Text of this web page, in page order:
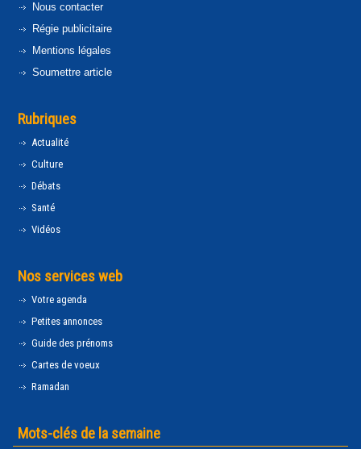
Nous contacter
Régie publicitaire
Mentions légales
Soumettre article
Rubriques
Actualité
Culture
Débats
Santé
Vidéos
Nos services web
Votre agenda
Petites annonces
Guide des prénoms
Cartes de voeux
Ramadan
Mots-clés de la semaine